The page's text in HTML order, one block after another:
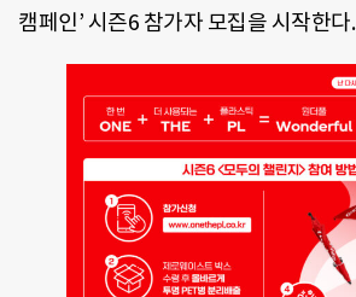
캠페인’ 시즌6 참가자 모집을 시작한다.